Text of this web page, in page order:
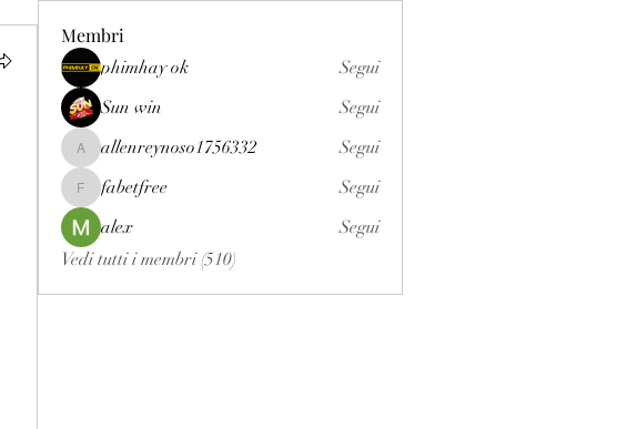
Membri
phimhay ok
Segui
Sun win
Segui
allenreynoso1756332
allenreynoso1756332 Segui
fabetfree
fabetfree
Segui
alex
Segui
Vedi tutti i membri (510)